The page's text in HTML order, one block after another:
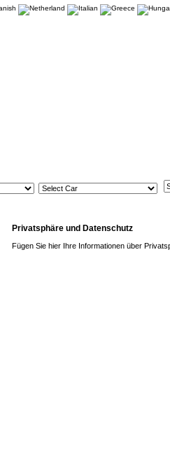
Privatsphäre und Datenschutz
Fügen Sie hier Ihre Informationen über